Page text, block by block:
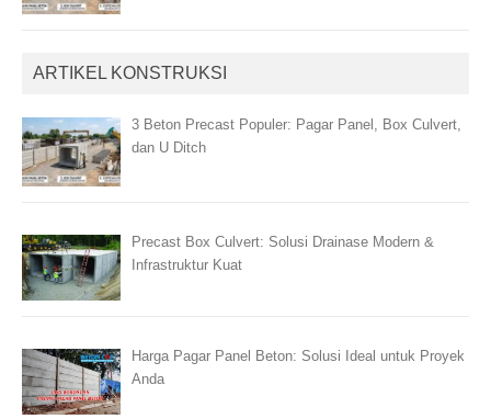
ARTIKEL KONSTRUKSI
3 Beton Precast Populer: Pagar Panel, Box Culvert,
dan U Ditch
Precast Box Culvert: Solusi Drainase Modern &
Infrastruktur Kuat
Harga Pagar Panel Beton: Solusi Ideal untuk Proyek
Anda